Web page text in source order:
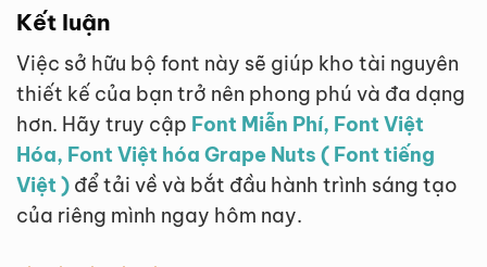
Kết luận
Việc sở hữu bộ font này sẽ giúp kho tài nguyên
thiết kế của bạn trở nên phong phú và đa dạng
hơn. Hãy truy cập Font Miễn Phí, Font Việt
Hóa, Font Việt hóa Grape Nuts ( Font tiếng
Việt ) để tải về và bắt đầu hành trình sáng tạo
của riêng mình ngay hôm nay.